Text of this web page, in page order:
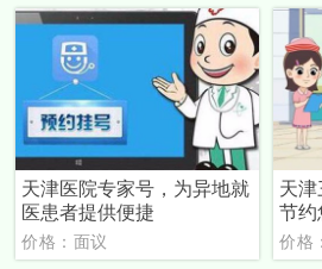
天津医院专家号，为异地就
医患者提供便捷
价格：面议
天津
节约
价格